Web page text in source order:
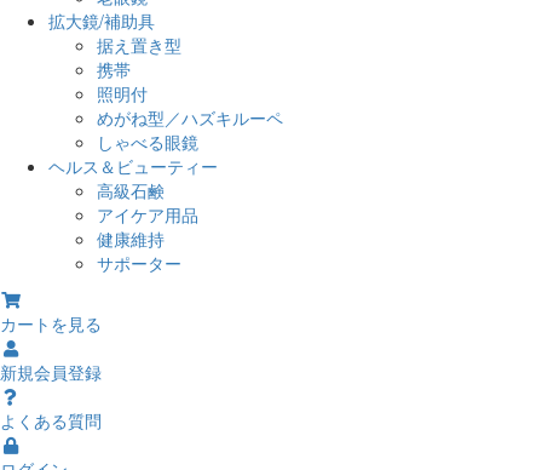
拡大鏡/補助具
据え置き型
携帯
照明付
めがね型／ハズキルーペ
しゃべる眼鏡
ヘルス＆ビューティー
高級石鹸
アイケア用品
健康維持
サポーター
カートを見る
新規会員登録
よくある質問